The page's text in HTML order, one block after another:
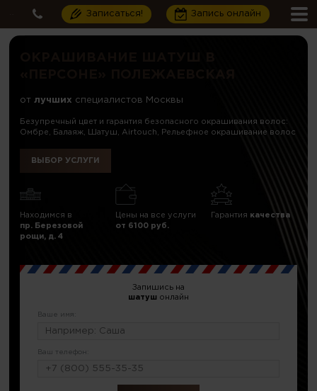
Записаться! Запись онлайн
от лучших специалистов Москвы
Безупречный цвет и гарантия безопасного окрашивания волос:
Омбре, Балаяж, Шатуш, Airtouch, Рельефное окрашивание волос
ВЫБОР УСЛУГИ
Находимся в
пр. Березовой
рощи, д. 4
Цены на все услуги
от 6100 руб.
Гарантия качества
Запишись на
шатуш онлайн
Ваше имя:
Ваш телефон: